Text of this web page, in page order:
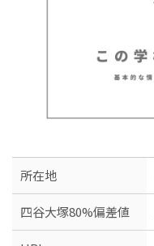
所在地
四谷大塚80%偏差値